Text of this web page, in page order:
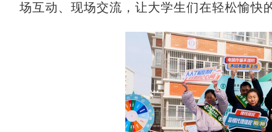
场互动、现场交流，让大学生们在轻松愉快